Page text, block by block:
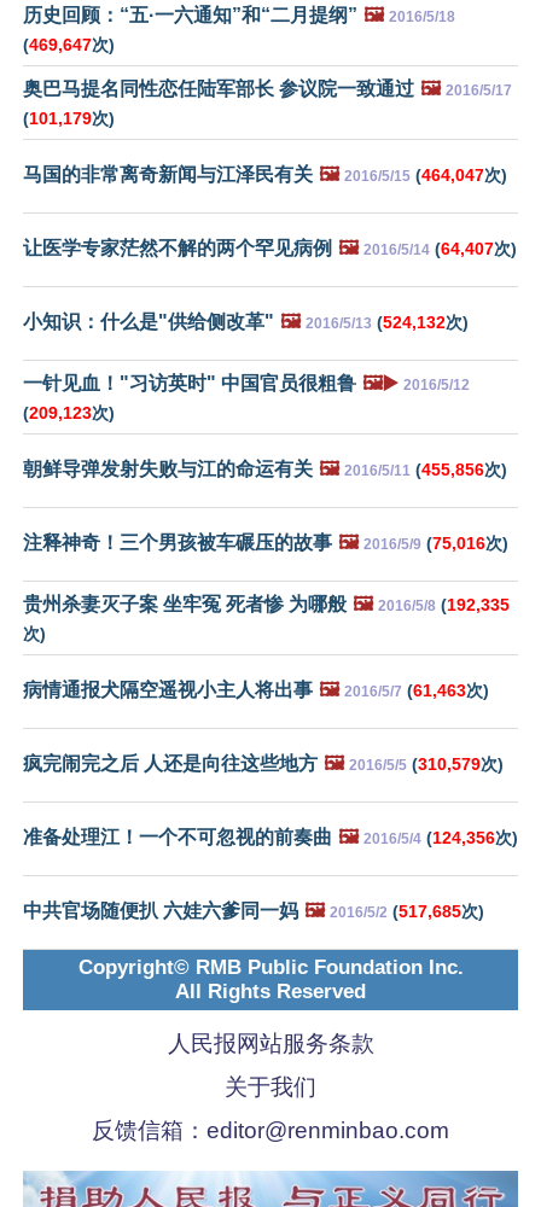
历史回顾：“五·一六通知”和“二月提纲” 🖼️ 2016/5/18
(469,647次)
奥巴马提名同性恋任陆军部长 参议院一致通过 🖼️ 2016/5/17
(101,179次)
马国的非常离奇新闻与江泽民有关 🖼️ 2016/5/15 (464,047次)
让医学专家茫然不解的两个罕见病例 🖼️ 2016/5/14 (64,407次)
小知识：什么是"供给侧改革" 🖼️ 2016/5/13 (524,132次)
一针见血！"习访英时" 中国官员很粗鲁 🖼️▶️ 2016/5/12
(209,123次)
朝鲜导弹发射失败与江的命运有关 🖼️ 2016/5/11 (455,856次)
注释神奇！三个男孩被车碾压的故事 🖼️ 2016/5/9 (75,016次)
贵州杀妻灭子案 坐牢冤 死者惨 为哪般 🖼️ 2016/5/8 (192,335
次)
病情通报犬隔空遥视小主人将出事 🖼️ 2016/5/7 (61,463次)
疯完闹完之后 人还是向往这些地方 🖼️ 2016/5/5 (310,579次)
准备处理江！一个不可忽视的前奏曲 🖼️ 2016/5/4 (124,356次)
中共官场随便扒 六娃六爹同一妈 🖼️ 2016/5/2 (517,685次)
Copyright© RMB Public Foundation Inc.
All Rights Reserved
人民报网站服务条款
关于我们
反馈信箱： editor@renminbao.com